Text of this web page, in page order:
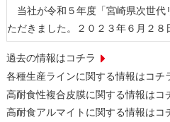
当社が令和５年度「宮崎県次世代
ただきました。２０２３年６月２８
過去の情報はコチラ
各種生産ラインに関する情報はコチ
高耐食性複合皮膜に関する情報はコ
高耐食アルマイトに関する情報はコ